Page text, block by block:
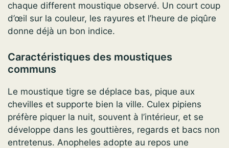
chaque different moustique observé. Un court coup
d’œil sur la couleur, les rayures et l’heure de piqûre
donne déjà un bon indice.
Caractéristiques des moustiques
communs
Le moustique tigre se déplace bas, pique aux
chevilles et supporte bien la ville. Culex pipiens
préfère piquer la nuit, souvent à l’intérieur, et se
développe dans les gouttières, regards et bacs non
entretenus. Anopheles adopte au repos une